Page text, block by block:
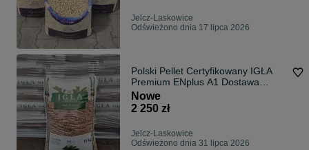
Jelcz-Laskowice
Odświeżono dnia 17 lipca 2026
Polski Pellet Certyfikowany IGŁA
Premium ENplus A1 Dostawa
olczyk lava
Nowe
2 250 zł
Jelcz-Laskowice
Odświeżono dnia 31 lipca 2026